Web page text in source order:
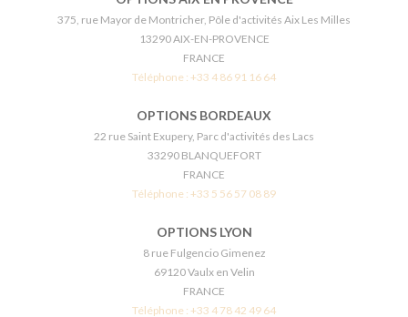
375, rue Mayor de Montricher, Pôle d'activités Aix Les Milles
13290 AIX-EN-PROVENCE
FRANCE
Téléphone : +33 4 86 91 16 64
OPTIONS BORDEAUX
22 rue Saint Exupery, Parc d'activités des Lacs
33290 BLANQUEFORT
FRANCE
Téléphone : +33 5 56 57 08 89
OPTIONS LYON
8 rue Fulgencio Gimenez
69120 Vaulx en Velin
FRANCE
Téléphone : +33 4 78 42 49 64